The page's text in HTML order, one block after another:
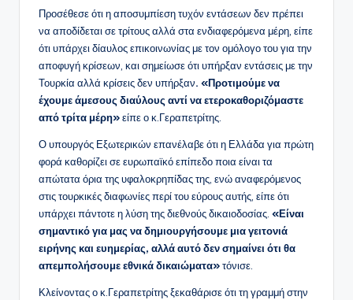
Προσέθεσε ότι η αποσυμπίεση τυχόν εντάσεων δεν πρέπει
να αποδίδεται σε τρίτους αλλά στα ενδιαφερόμενα μέρη, είπε
ότι υπάρχει δίαυλος επικοινωνίας με τον ομόλογο του για την
αποφυγή κρίσεων, και σημείωσε ότι υπήρξαν εντάσεις με την
Τουρκία αλλά κρίσεις δεν υπήρξαν. «Προτιμούμε να
έχουμε άμεσους διαύλους αντί να ετεροκαθοριζόμαστε
από τρίτα μέρη»είπε ο κ.Γεραπετρίτης.
Ο υπουργός Εξωτερικών επανέλαβε ότι η Ελλάδα για πρώτη
φορά καθορίζει σε ευρωπαϊκό επίπεδο ποια είναι τα
απώτατα όρια της υφαλοκρηπίδας της, ενώ αναφερόμενος
στις τουρκικές διαφωνίες περί του εύρους αυτής, είπε ότι
υπάρχει πάντοτε η λύση της διεθνούς δικαιοδοσίας. «Είναι
σημαντικό για μας να δημιουργήσουμε μια γειτονιά
ειρήνης και ευημερίας, αλλά αυτό δεν σημαίνει ότι θα
απεμπολήσουμε εθνικά δικαιώματα»τόνισε.
Κλείνοντας ο κ.Γεραπετρίτης ξεκαθάρισε ότι τη γραμμή στην